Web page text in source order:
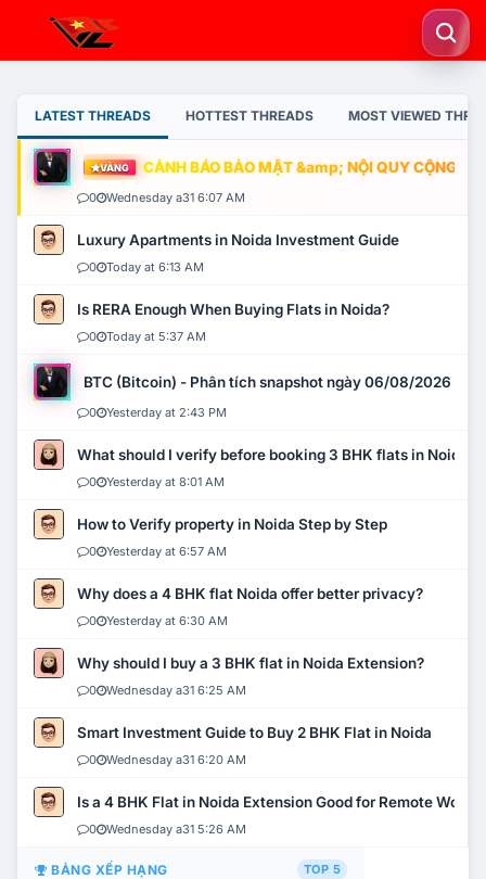
LATEST THREADS HOTTEST THREADS MOST VIEWED
VÀNG CẢNH BÁO BẢO MẬT &amp; NỘI QUY CỘNG
0 Wednesday a31 6:07 AM
Luxury Apartments in Noida Investment Guide
0 Today at 6:13 AM
Is RERA Enough When Buying Flats in Noida?
0 Today at 5:37 AM
BTC (Bitcoin) - Phân tích snapshot ngày 06/08/2026
0 Yesterday at 2:43 PM
What should I verify before booking 3 BHK flats in Noida?
0 Yesterday at 8:01 AM
How to Verify property in Noida Step by Step
0 Yesterday at 6:57 AM
Why does a 4 BHK flat Noida offer better privacy?
0 Yesterday at 6:30 AM
Why should I buy a 3 BHK flat in Noida Extension?
0 Wednesday a31 6:25 AM
Smart Investment Guide to Buy 2 BHK Flat in Noida
0 Wednesday a31 6:20 AM
Is a 4 BHK Flat in Noida Extension Good for Remote Work?
0 Wednesday a31 5:26 AM
BẢNG XẾP HẠNG TOP 5